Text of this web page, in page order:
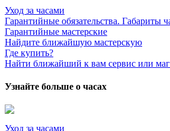
Уход за часами
Гарантийные обязательства. Габариты
Гарантийные мастерские
Найдите ближайшую мастерскую
Где купить?
Найти ближайший к вам сервис или
Узнайте больше о часах
Уход за часами